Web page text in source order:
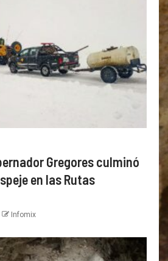
Gregores culminó
en las Rutas
Infomix